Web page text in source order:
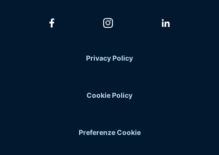
Privacy Policy
Cookie Policy
Preferenze Cookie